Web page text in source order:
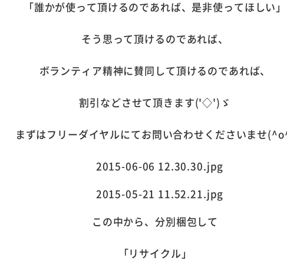
「誰かが使って頂けるのであれば、是非使ってほしい」
そう思って頂けるのであれば、
ボランティア精神に賛同して頂けるのであれば、
割引などさせて頂きます('◇')ゞ
まずはフリーダイヤルにてお問い合わせくださいませ
この中から、分別梱包して
「リサイクル」